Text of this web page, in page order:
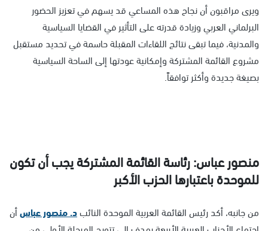
ويرى مراقبون أن نجاح هذه المساعي قد يسهم في تعزيز الحضور
البرلماني العربي وزيادة قدرته على التأثير في القضايا السياسية
والمدنية، فيما تبقى نتائج اللقاءات المقبلة حاسمة في تحديد مستقبل
مشروع القائمة المشتركة وإمكانية عودتها إلى الساحة السياسية
بصيغة جديدة وأكثر توافقاً.
منصور عباس: رئاسة القائمة المشتركة يجب أن تكون
للموحدة باعتبارها الحزب الأكبر
من جانبه، أكد رئيس القائمة العربية الموحدة النائبد. منصور عباسأن